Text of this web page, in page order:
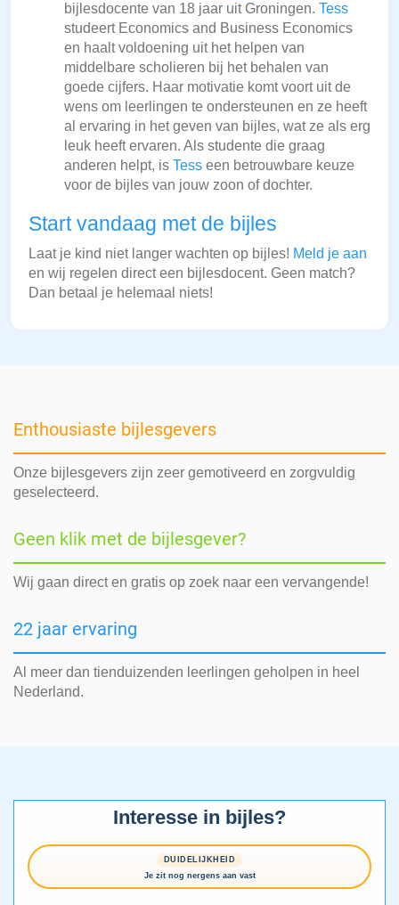
bijlesdocente van 18 jaar uit Groningen. Tess
studeert Economics and Business Economics
en haalt voldoening uit het helpen van
middelbare scholieren bij het behalen van
goede cijfers. Haar motivatie komt voort uit de
wens om leerlingen te ondersteunen en ze heeft
al ervaring in het geven van bijles, wat ze als erg
leuk heeft ervaren. Als studente die graag
anderen helpt, is Tess een betrouwbare keuze
voor de bijles van jouw zoon of dochter.
Start vandaag met de bijles
Laat je kind niet langer wachten op bijles! Meld je aan
en wij regelen direct een bijlesdocent. Geen match?
Dan betaal je helemaal niets!
Enthousiaste bijlesgevers
Onze bijlesgevers zijn zeer gemotiveerd en zorgvuldig
geselecteerd.
Geen klik met de bijlesgever?
Wij gaan direct en gratis op zoek naar een vervangende!
22 jaar ervaring
Al meer dan tienduizenden leerlingen geholpen in heel
Nederland.
Interesse in bijles?
DUIDELIJKHEID
Je zit nog nergens aan vast